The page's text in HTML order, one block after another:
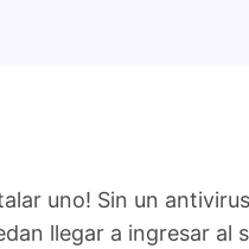
uno! Sin un
llegar a ingresar al